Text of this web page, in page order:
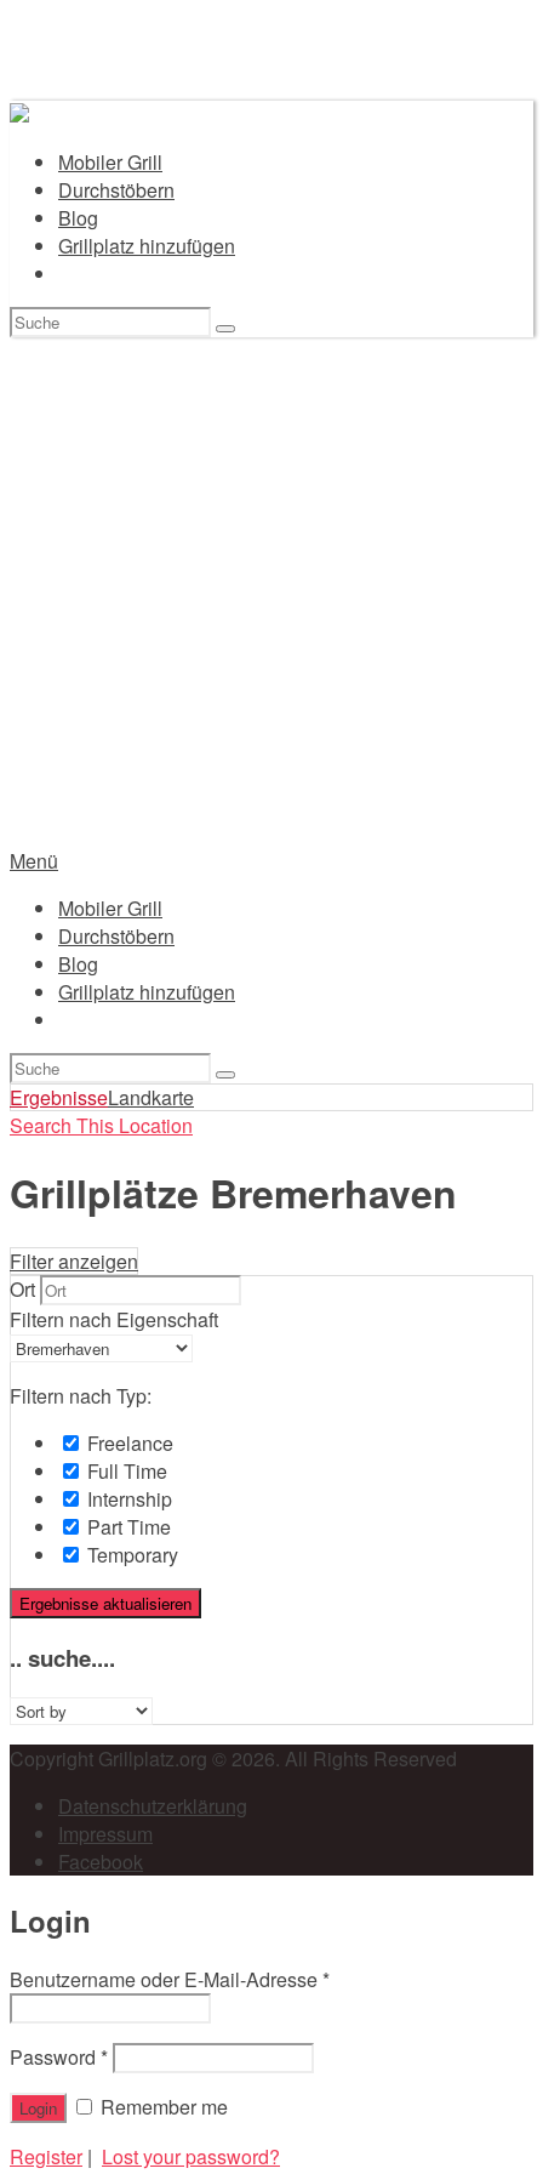
Mobiler Grill
Durchstöbern
Blog
Grillplatz hinzufügen
Suchen
nach:
Menü
Mobiler Grill
Durchstöbern
Blog
Grillplatz hinzufügen
Suchen
nach:
ErgebnisseLandkarte
Search This Location
Grillplätze Bremerhaven
Filter anzeigen
Ort
Filtern nach Eigenschaft
Filtern nach Typ:
Freelance
Full Time
Internship
Part Time
Temporary
Ergebnisse aktualisieren
.. suche....
Sort
Copyright Grillplatz.org © 2026. All Rights Reserved
Datenschutzerklärung
Impressum
Facebook
Login
Benutzername oder E-Mail-Adresse *
Password *
Remember me
Register| Lost your password?